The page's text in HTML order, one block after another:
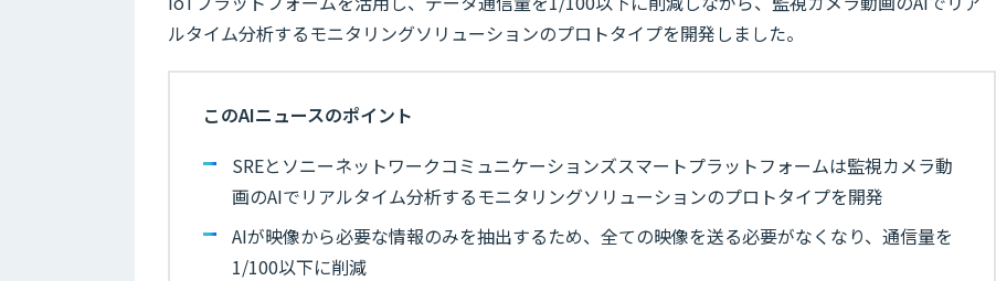
ルタイム分析するモニタリングソリューションのプロトタイプを開発しました。
このAIニュースのポイント
SREとソニーネットワークコミュニケーションズスマートプラットフォームは監視カメラ動
画のAIでリアルタイム分析するモニタリングソリューションのプロトタイプを開発
AIが映像から必要な情報のみを抽出するため、全ての映像を送る必要がなくなり、通信量を
1/100以下に削減